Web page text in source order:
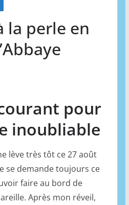
la perle en
pour
inoubliable
lève très tôt ce 27 août
se demande toujours ce
faire au bord de
Après mon réveil,